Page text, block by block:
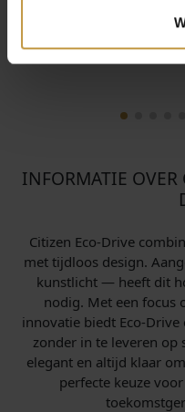
INFORMATIE OVER
Citizen Eco-Drive
met tijdloos design.
kunstlicht — heeft dit
nodig. Met een focus
innovatie biedt Eco-
zonder in te leveren op
elegant en altijd klaar
perfecte keuze